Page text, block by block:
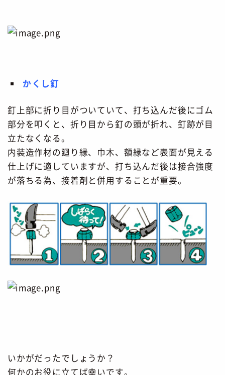
かくし釘
釘上部に折り目がついていて、打ち込んだ後にゴム
部分を叩くと、折り目から釘の頭が折れ、釘跡が目
立たなくなる。
内装造作材の廻り縁、巾木、額縁など表面が見える
仕上げに適していますが、打ち込んだ後は接合強度
が落ちる為、接着剤と併用することが重要。
いかがだったでしょうか？
何かのお役に立てば幸いです。